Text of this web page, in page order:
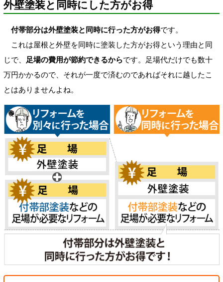
外壁塗装と同時にした方がお得
付帯部分は外壁塗装と同時に行った方がお得です。
これは屋根と外壁を同時に塗装した方がお得という理由と同
じで、
足場の費用が節約できるからです。足場代だけでも数十
万円かかるので、それが一度で済むのであればそれに越したこ
とはありませんよね。